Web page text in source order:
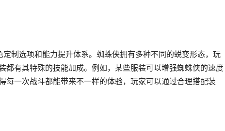
制选项和能力提升体系。蜘蛛侠拥有多种不同的蜕变形态，玩
都有其特殊的技能加成。例如，某些服装可以增强蜘蛛侠的速度
每一次战斗都能带来不一样的体验，玩家可以通过合理搭配装